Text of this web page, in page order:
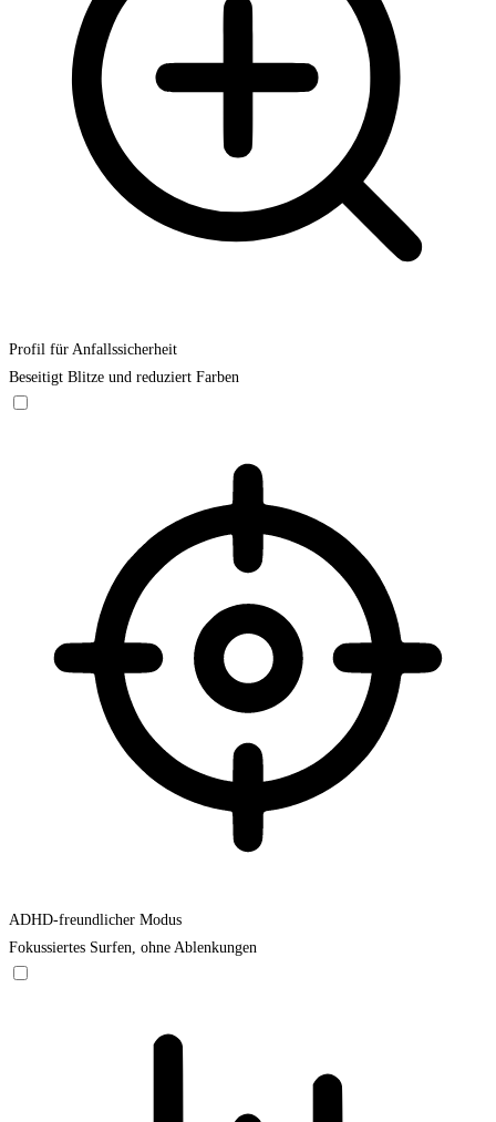
Profil für Anfallssicherheit
Beseitigt Blitze und reduziert Farben
ADHD-freundlicher Modus
Fokussiertes Surfen, ohne Ablenkungen